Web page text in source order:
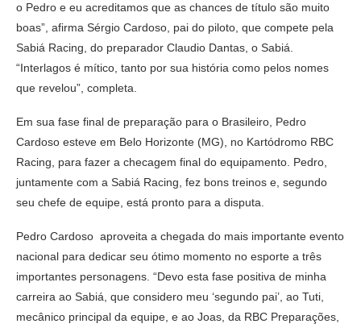
o Pedro e eu acreditamos que as chances de título são muito
boas”, afirma Sérgio Cardoso, pai do piloto, que compete pela
Sabiá Racing, do preparador Claudio Dantas, o Sabiá.
“Interlagos é mítico, tanto por sua história como pelos nomes
que revelou”, completa.
Em sua fase final de preparação para o Brasileiro, Pedro
Cardoso esteve em Belo Horizonte (MG), no Kartódromo RBC
Racing, para fazer a checagem final do equipamento. Pedro,
juntamente com a Sabiá Racing, fez bons treinos e, segundo
seu chefe de equipe, está pronto para a disputa.
Pedro Cardoso aproveita a chegada do mais importante evento
nacional para dedicar seu ótimo momento no esporte a três
importantes personagens. “Devo esta fase positiva de minha
carreira ao Sabiá, que considero meu ‘segundo pai’, ao Tuti,
mecânico principal da equipe, e ao Joas, da RBC Preparações,